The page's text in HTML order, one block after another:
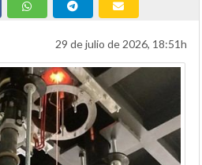
29 de julio de 2026, 18:51h